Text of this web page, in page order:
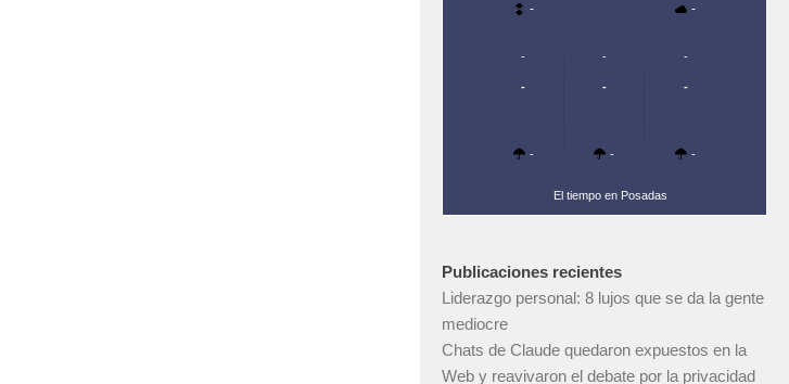
- -
-
-
-
-
-
-
-
-
-
El tiempo en Posadas
Publicaciones recientes
Liderazgo personal: 8 lujos que se da la gente
mediocre
Chats de Claude quedaron expuestos en la
Web y reavivaron el debate por la privacidad